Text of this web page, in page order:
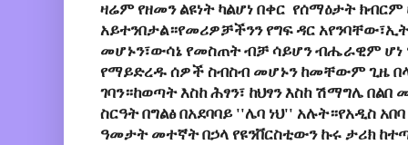
ዛሬም የዘመን ልዩነት ካልሆነ በቀር የሰማዕታት
አይተንበታል።የመሪዎቻችንን የግፍ ዳር
መሆኑን፣ውሳኔ የመስጠት ብቻ ሳይሆን ብሔራዊም ሆነ
የማይድረዱ ሰዎች ስብስብ መሆኑን ከመቸውም ጊዜ
ገባን።ከወጣት እስከ ሕፃን፣ ከህፃን እስከ ሽማግሌ
ስርዓት በግልፅ በአደባባይ ''ሌባ ነህ'' አሉት።የአዲስ
ዓመታት መተኛት በኃላ የዩንቨርስቲውን ኩሩ ታሪክ